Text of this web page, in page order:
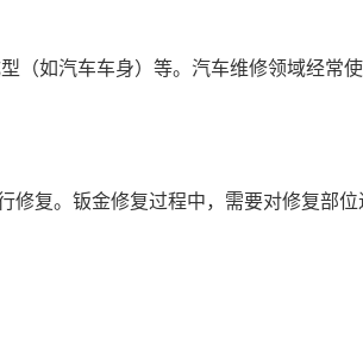
如汽车车身）等。汽车维修领域经常使
复。钣金修复过程中，需要对修复部位